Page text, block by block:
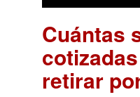
Cuántas
retirar